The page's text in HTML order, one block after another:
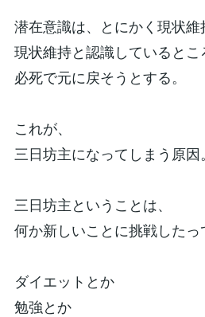
潜在意識は、とにかく現状維
現状維持と認識しているとこ
必死で元に戻そうとする。
これが、
三日坊主になってしまう原因。
三日坊主ということは、
何か新しいことに挑戦したっ
ダイエットとか
勉強とか